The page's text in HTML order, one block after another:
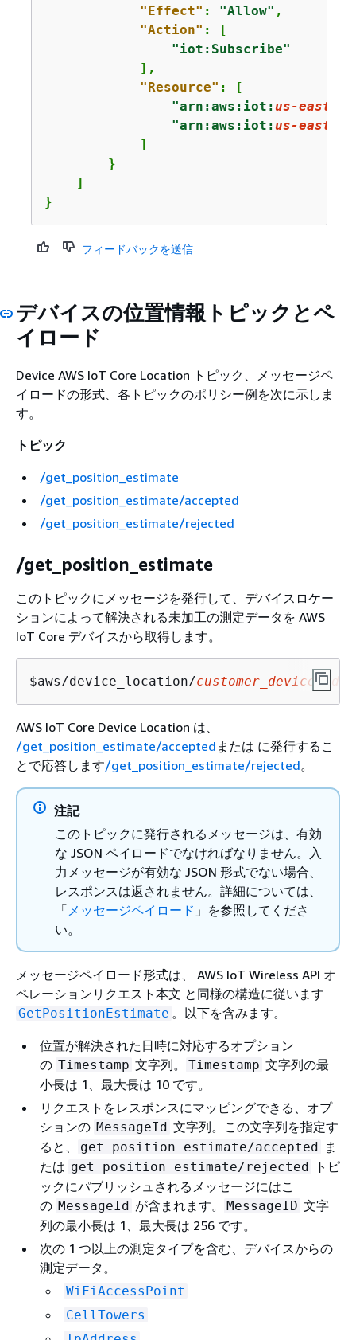
"Effect" : "Allow" ,
"Action" : [
"iot:Subscribe"
            ],
"Resource" : [
"arn:aws:iot:us-east-1
"arn:aws:iot:us-east-1
            ]
        }
    ]
}
フィードバックを送信
デバイスの位置情報トピックとペ
イロード
Device AWS IoT Core Location トピック、メッセージペ
イロードの形式、各トピックのポリシー例を次に示しま
す。
トピック
/get_position_estimate
/get_position_estimate/accepted
/get_position_estimate/rejected
/get_position_estimate
このトピックにメッセージを発行して、デバイスロケー
ションによって解決される未加工の測定データを AWS
IoT Core デバイスから取得します。
$aws/device_location/customer_device_id
AWS IoT Core Device Location は、
/get_position_estimate/accepted または に発行するこ
とで応答します/get_position_estimate/rejected。
注記
このトピックに発行されるメッセージは、有効
な JSON ペイロードでなければなりません。入
力メッセージが有効な JSON 形式でない場合、
レスポンスは返されません。詳細については、
「 メッセージペイロード 」を参照してくださ
い。
メッセージペイロード形式は、 AWS IoT Wireless API オ
ペレーションリクエスト本文 と同様の構造に従います
GetPositionEstimate 。以下を含みます。
位置が解決された日時に対応するオプション
の Timestamp 文字列。 Timestamp 文字列の最
小長は 1、最大長は 10 です。
リクエストをレスポンスにマッピングできる、オプ
ションの MessageId 文字列。この文字列を指定す
ると、
get_position_estimate/accepted ま
たは get_position_estimate/rejected
トピ
ックにパブリッシュされるメッセージにはこ
の MessageId が含まれます。 MessageID 文字
列の最小長は 1、最大長は 256 です。
次の 1 つ以上の測定タイプを含む、デバイスからの
測定データ。
WiFiAccessPoint
CellTowers